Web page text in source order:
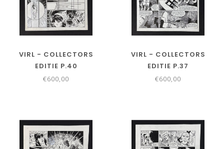
VIRL - COLLECTORS
EDITIE P.40
€600,00
VIRL - COLLECTORS
EDITIE P.37
€600,00